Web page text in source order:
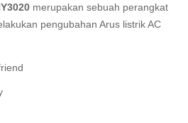
merupakan sebuah perangkat
pengubahan Arus listrik AC